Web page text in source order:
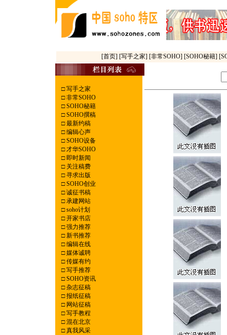
[首页] [写手之家] [非常SOHO] [SOHO秘籍]
□写手之家
□非常SOHO
□SOHO秘籍
□SOHO撰稿
□最新约稿
□编辑心声
□SOHO设备
□才华SOHO
□即时新闻
□关注稿费
□寻求出版
□SOHO创业
□诚征书稿
□承建网站
□soho计划
□开家书店
□强力推荐
□新书推荐
□编辑在线
□媒体诚聘
□传媒有约
□写手推荐
□SOHO资讯
□杂志征稿
□报纸征稿
□网站征稿
□写手教程
□混在北京
□真我风采